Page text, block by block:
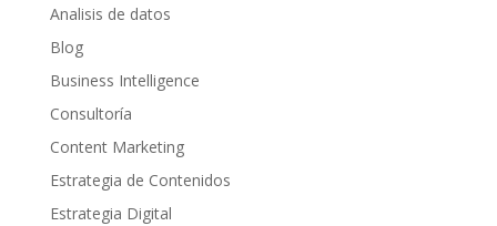
Analisis de datos
Blog
Business Intelligence
Consultoría
Content Marketing
Estrategia de Contenidos
Estrategia Digital